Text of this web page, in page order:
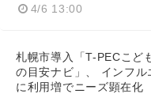
4/6 13:00
札幌市導入「T-PECこど
の目安ナビ」、 インフル
に利用増でニーズ顕在化